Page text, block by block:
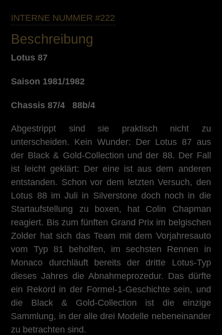
INTERNE NUMMER #222
Beschreibung
Lotus 87
Saison 1981/1982
Chassis 87/4 88b/4
Abgestrippt sind sie praktisch nicht zu
unterscheiden. Kein Wunder: Der Lotus 87 aus
der Black & Gold-Collection und der 88. Der Fall
ist leicht geklärt: Der eine ist aus dem anderen
entstanden. Schon vor dem letzten Versuch, den
Lotus 88 im Juli in Silverstone doch noch in die
Startaufstellung zu boxen, hat Colin Chapman
reagiert. Bis zum fünften Grand Prix im belgischen
Zolder hat sich das Team mit dem Vorjahresauto
vom Typ 81 beholfen, im sechsten Rennen in
Monaco durchläuft bereits der dritte Lotus-Typ
dieses Jahres die Abnahmeprozedur. Das dürfte
ein Rekord in der Formel-1-Geschichte sein, und
die Black & Gold-Collection ist die einzige
Sammlung, in der alle drei Modelle nebeneinander
zu betrachten sind.